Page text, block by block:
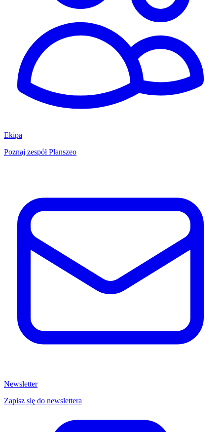
Ekipa
Poznaj zespół Planszeo
Newsletter
Zapisz się do newslettera